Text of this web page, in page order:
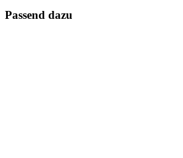
Passend dazu